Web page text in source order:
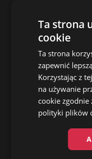
Współpraca:
Małgorzata Obłąk
Opiekun Rozwoju
+48 660 806 602
Ta strona
cookie
Ta strona
zapewnić
Korzystając z
na używanie
cookie zgodnie
polityki plików